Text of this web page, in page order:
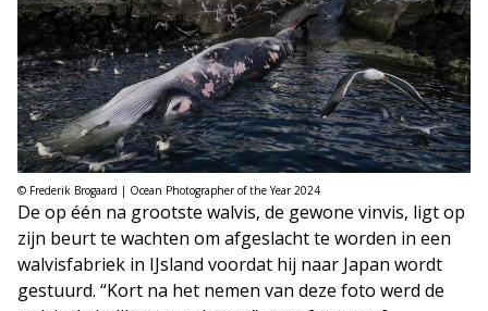
© Frederik Brogaard | Ocean Photographer of the Year 2024
De op één na grootste walvis, de gewone vinvis, ligt op
zijn beurt te wachten om afgeslacht te worden in een
walvisfabriek in IJsland voordat hij naar Japan wordt
gestuurd. “Kort na het nemen van deze foto werd de